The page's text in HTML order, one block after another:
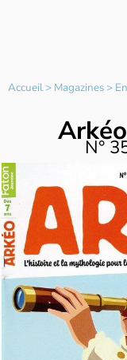
Accueil> Magazines>
N°